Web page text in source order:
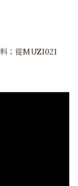
；從MUZI021